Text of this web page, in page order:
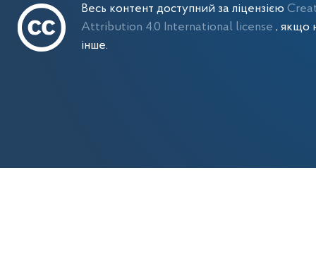
Весь контент доступний за ліцензією
Attribution 4.0 International license , якщо
інше.